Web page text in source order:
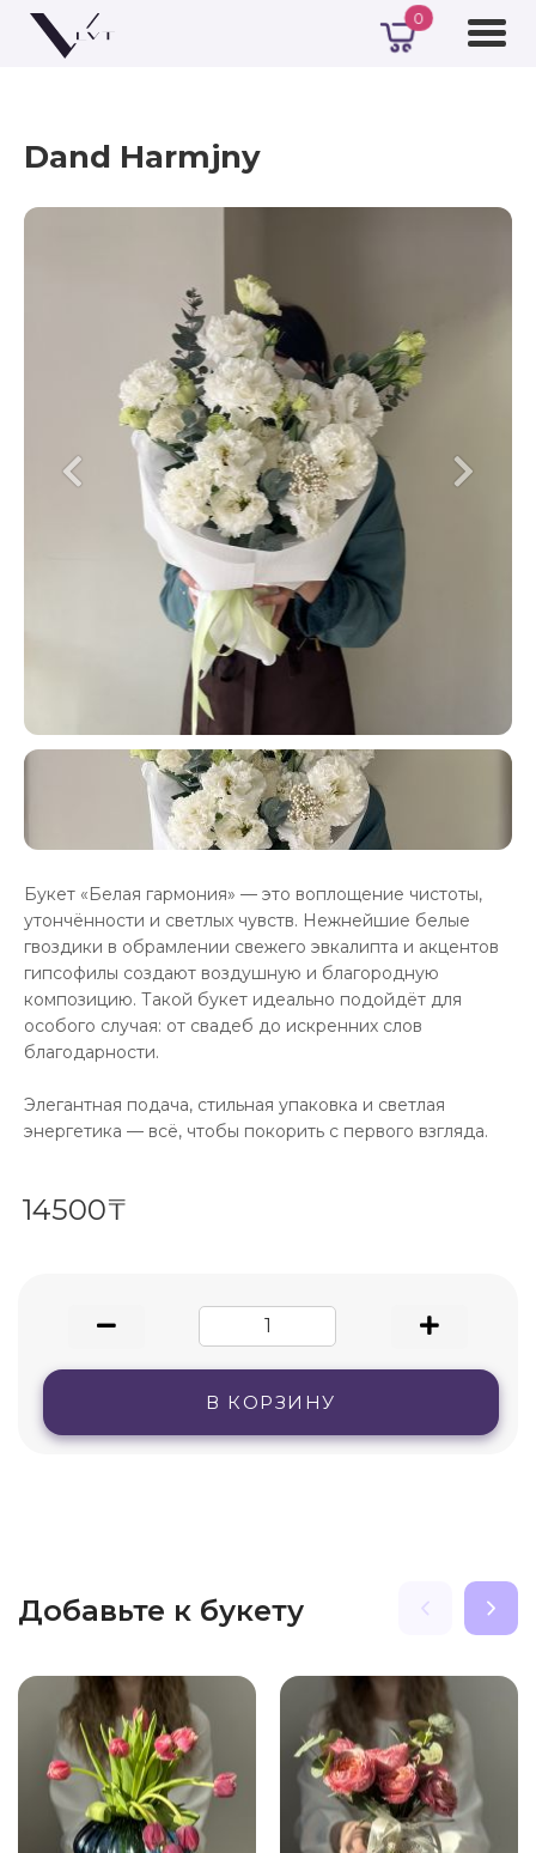
0
Dand Harmjny
Букет «Белая гармония» — это воплощение чистоты,
утончённости и светлых чувств. Нежнейшие белые
гвоздики в обрамлении свежего эвкалипта и акцентов
гипсофилы создают воздушную и благородную
композицию. Такой букет идеально подойдёт для
особого случая: от свадеб до искренних слов
благодарности.
Элегантная подача, стильная упаковка и светлая
энергетика — всё, чтобы покорить с первого взгляда.
14500₸
В КОРЗИНУ
Добавьте к букету